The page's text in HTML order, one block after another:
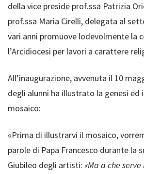
della vice preside prof.ssa Patrizia
prof.ssa Maria Cirelli, delegata al
vari anni promuove lodevolmente la
l’Arcidiocesi per lavori a carattere
All’inaugurazione, avvenuta il 10
degli alunni ha illustrato la genesi
mosaico:
«Prima di illustrarvi il mosaico,
parole di Papa Francesco durante la
Giubileo degli artisti: «Ma a che